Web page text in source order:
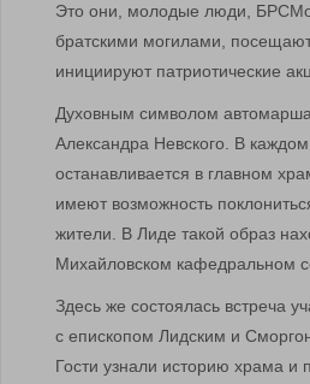
Это они, молодые люди,
братскими могилами,
инициируют патриотические
Духовным символом
Александра Невского. В
останавливается в главном
имеют возможность
жители. В Лиде такой образ
Михайловском кафедральном
Здесь же состоялась встреча
с епископом Лидским и
Гости узнали историю храма и